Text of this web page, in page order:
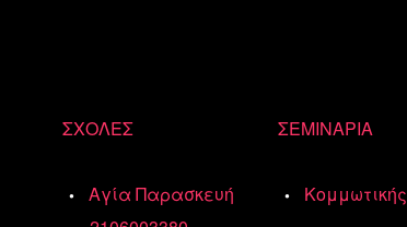
ΣΧΟΛΕΣ
Αγία Παρασκευή
ΣΕΜΙΝΑΡΙΑ
Κομμωτικής